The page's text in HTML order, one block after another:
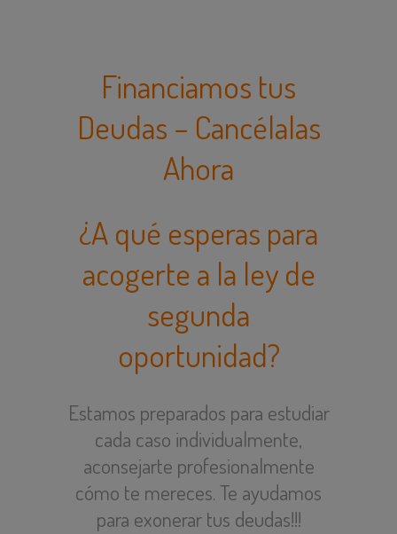
Financiamos tus
Deudas – Cancélalas
Ahora
¿A qué esperas para
acogerte a la ley de
segunda
oportunidad?
Estamos preparados para estudiar
cada caso individualmente,
aconsejarte profesionalmente
cómo te mereces. Te ayudamos
para exonerar tus deudas!!!